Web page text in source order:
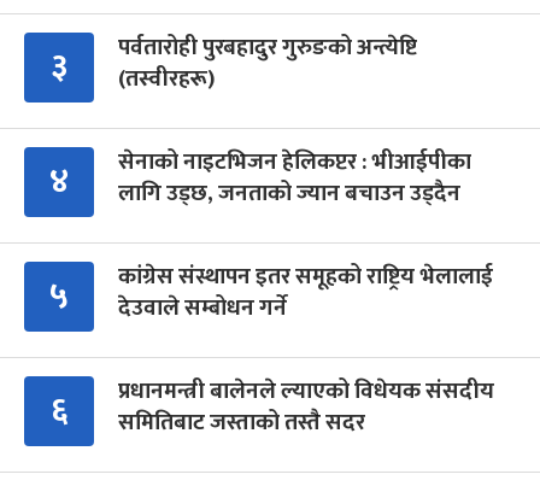
३
पर्वतारोही पुरबहादुर गुरुङको अन्त्येष्टि
(तस्वीरहरू)
४
सेनाको नाइटभिजन हेलिकप्टर : भीआईपीका
लागि उड्छ, जनताको ज्यान बचाउन उड्दैन
५
कांग्रेस संस्थापन इतर समूहको राष्ट्रिय भेलालाई
देउवाले सम्बोधन गर्ने
६
प्रधानमन्त्री बालेनले ल्याएको विधेयक संसदीय
समितिबाट जस्ताको तस्तै सदर